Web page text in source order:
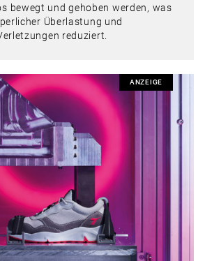
bewegt und gehoben werden, was
Überlastung und
reduziert.
ANZEIGE